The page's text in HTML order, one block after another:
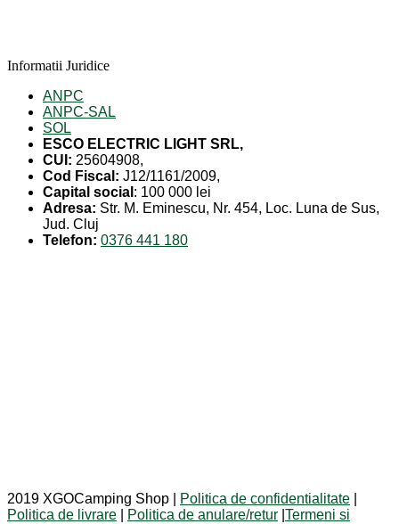
Informatii Juridice
ANPC
ANPC-SAL
SOL
ESCO ELECTRIC LIGHT SRL,
CUI: 25604908,
Cod Fiscal: J12/1161/2009,
Capital social : 100 000 lei
Adresa: Str. M. Eminescu, Nr. 454, Loc. Luna de Sus,
Jud. Cluj
Telefon: 0376 441 180
2019 XGOCamping Shop | Politica de confidentialitate
Politica de livrare
Politica de anulare/retur Termeni si